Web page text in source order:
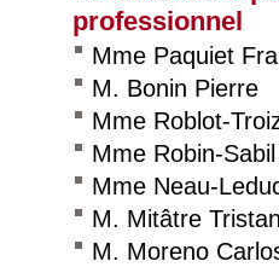
professionnel
Mme Paquiet
M. Bonin Pierre
Mme Roblot-
Mme Robin-
Mme Neau-
M. Mitâtre
M. Moreno